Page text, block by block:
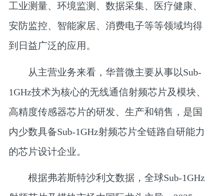
工业测量、环境监测、数据采集、医疗健康、
安防监控、智能家居、消费电子等等领域均得
到日益广泛的应用。
从主营业务来看，华普微主要从事以Sub-
1GHz技术为核心的无线通信射频芯片及模块、
高精度传感器芯片的研发、生产和销售，是国
内少数具备Sub-1GHz射频芯片全链路自研能力
的芯片设计企业。
根据弗若斯特沙利文数据，全球Sub-1GHz